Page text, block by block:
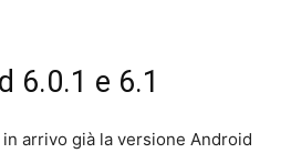
6.0.1 e 6.1
in arrivo già la versione Android